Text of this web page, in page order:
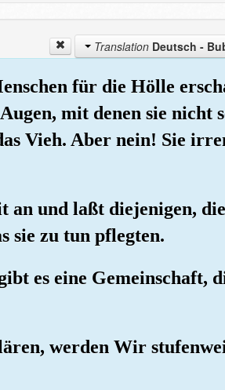
Deutsch -
für die Hölle
mit denen sie nicht
Vieh. Aber nein! Sie
an und laßt diejenigen,
sie zu tun pflegten.
es eine Gemeinschaft,
werden Wir